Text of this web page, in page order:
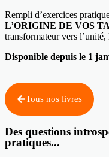
Rempli d’exercices
L’ORIGINE DE VOS
transformateur vers l’unité,
Disponible depuis le 1
Tous nos livres
Des questions
pratiques...